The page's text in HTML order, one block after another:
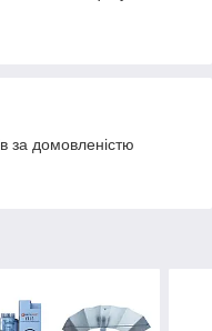
за домовленістю